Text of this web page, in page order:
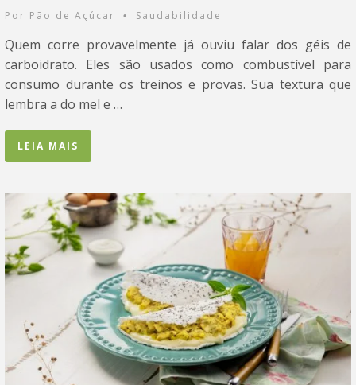
Por Pão de Açúcar • Saudabilidade
Quem corre provavelmente já ouviu falar dos géis de
carboidrato. Eles são usados como combustível para
consumo durante os treinos e provas. Sua textura que
lembra a do mel e …
LEIA MAIS